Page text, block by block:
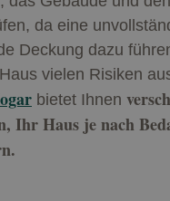
da eine
Deckung dazu
vielen Risiken
bietet Ihnen
Ihr Haus je nach